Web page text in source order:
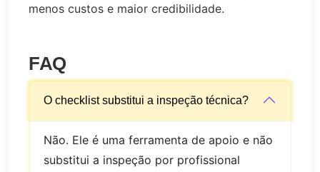
menos custos e maior credibilidade.
FAQ
O checklist substitui a inspeção técnica?
Não. Ele é uma ferramenta de apoio e não
substitui a inspeção por profissional